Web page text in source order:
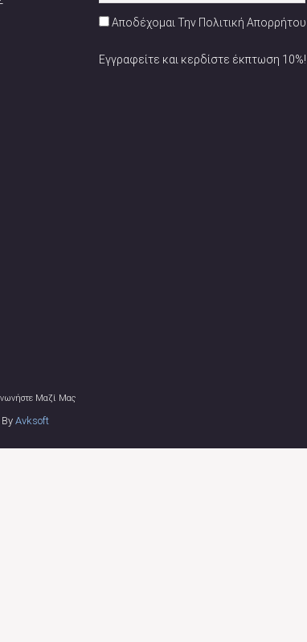
Αποδέχομαι Την Πολιτική Απορρήτου
Εγγραφείτε και κερδίστε έκπτωση 10%!
Μαζί Μας
Avksoft